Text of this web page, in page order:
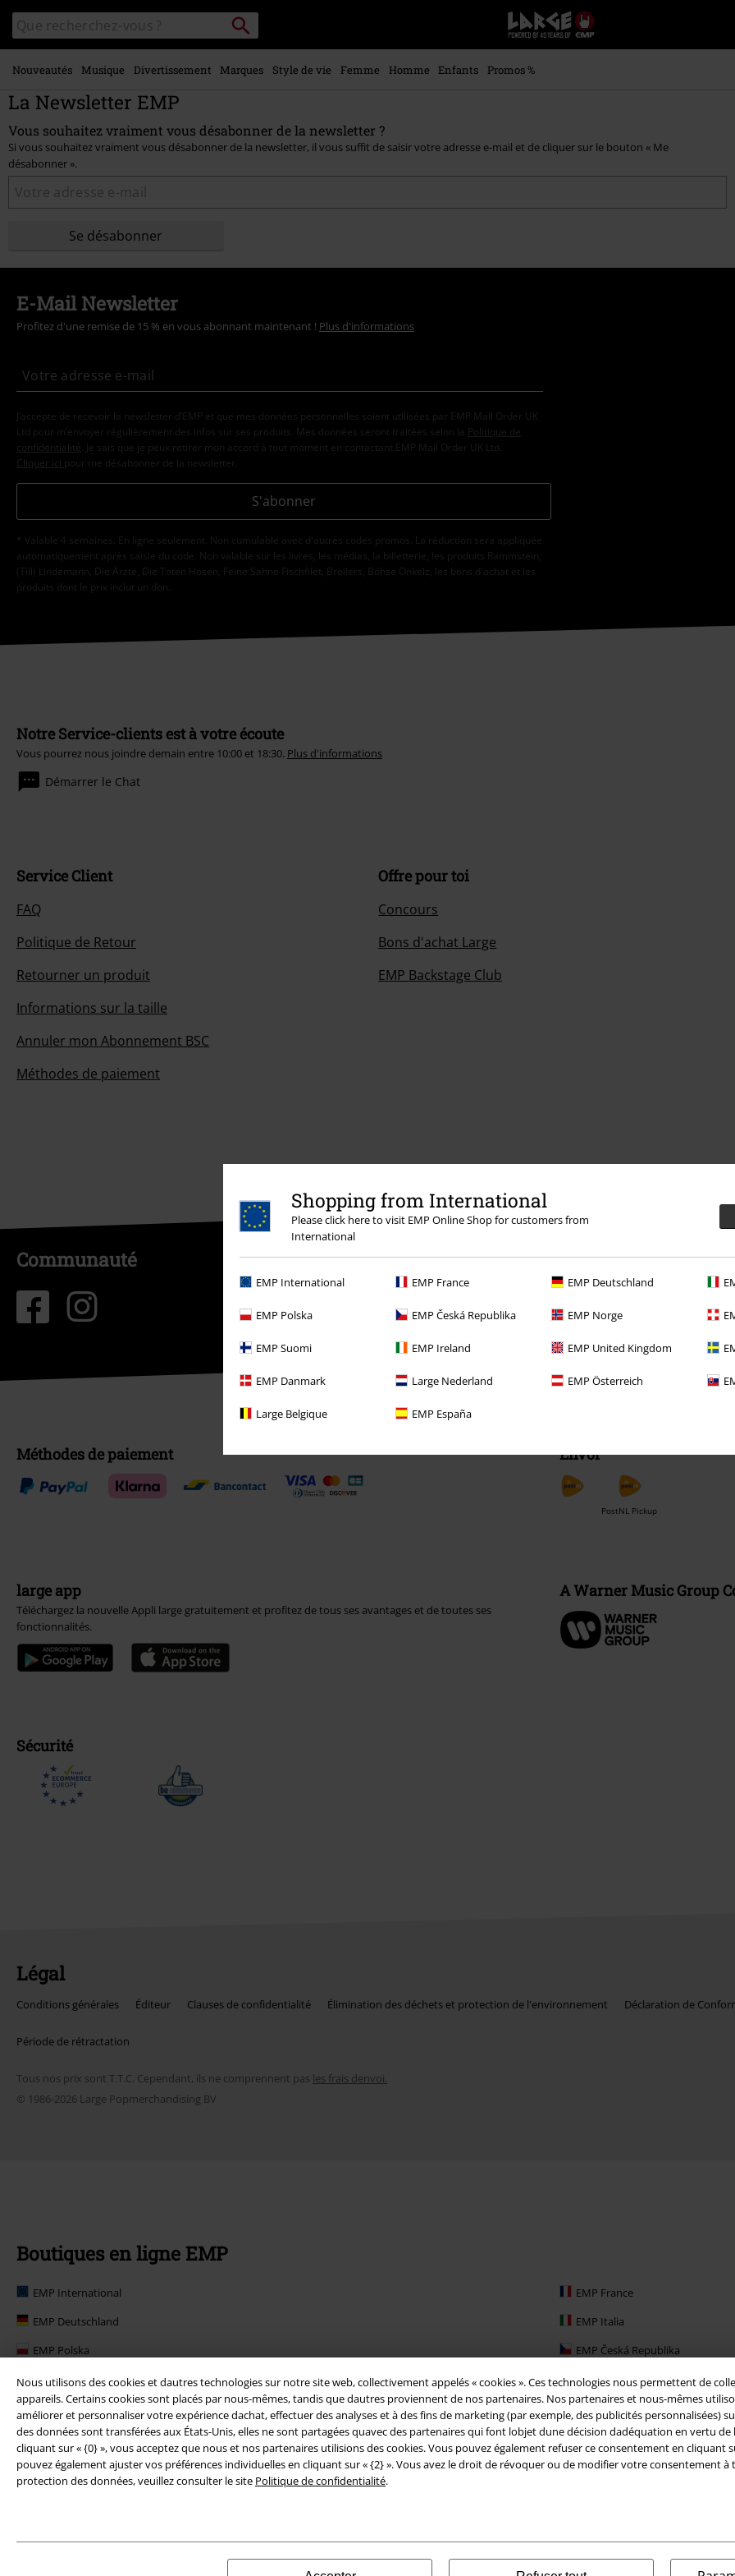
Shopping from International
Please click here to visit EMP Online Shop for customers from
International
EMP International EMP France EMP Deutschland
EMP Polska EMP Česká Republika EMP Norge
EMP Suomi EMP Ireland EMP United Kingdom
EMP Danmark Large Nederland EMP Österreich
Large Belgique EMP España
contenu
principal
Rechercher
sur
le
catalogue
Rechercher
EMP
-
Merchandising
TV
Modes
Nouveautés Musique Divertissement Marques Style de vie Femme Homme Enfants Promos %
Nous utilisons des cookies et dautres technologies sur notre site web, collectivement appelés « cookies ». Ces technologies nous permettent de
appareils. Certains cookies sont placés par nous-mêmes, tandis que dautres proviennent de nos partenaires. Nos partenaires et nous-mêmes
améliorer et personnaliser votre expérience dachat, effectuer des analyses et à des fins de marketing (par exemple, des publicités personnalisées)
des données sont transférées aux États-Unis, elles ne sont partagées quavec des partenaires qui font lobjet dune décision dadéquation en vertu
cliquant sur « {0} », vous acceptez que nous et nos partenaires utilisions des cookies. Vous pouvez également refuser ce consentement en cliquant
pouvez également ajuster vos préférences individuelles en cliquant sur « {2} ». Vous avez le droit de révoquer ou de modifier votre consentement
protection des données, veuillez consulter le site Politique de confidentialité.
La Newsletter EMP
Vous souhaitez vraiment vous désabonner de la newsletter ?
Si vous souhaitez vraiment vous désabonner de la newsletter, il vous suffit de saisir votre adresse e-mail et de cliquer sur le bouton « Me
désabonner ».
Se désabonner
E-Mail Newsletter
Profitez d'une remise de 15 % en vous abonnant maintenant ! Plus d'informations
J’accepte de recevoir la newsletter d’EMP et que mes données personnelles soient utilisées par EMP Mail Order UK
Ltd pour m’envoyer régulièrement des infos sur ses produits. Mes données seront traitées selon la
Politique de
confidentialité . Je sais que je peux retirer mon accord à tout moment en contactant EMP Mail Order UK Ltd.
Cliquer ici pour me désabonner de la newsletter.
S'abonner
* Valable 4 semaines. En ligne seulement. Non cumulable avec d'autres codes promos. La réduction sera appliquée
automatiquement après saisie du code. Non valable sur les livres, les médias, la billetterie, les produits Rammstein,
(Till) Lindemann, Die Ärzte, Die Toten Hosen, Feine Sahne Fischfilet, Broilers, Böhse Onkelz, les bons d'achat et les
produits dont le prix inclut un don.
Notre Service-clients est à votre écoute
Vous pourrez nous joindre demain entre 10:00 et 18:30. Plus d'informations
Démarrer le Chat
Service Client
FAQ
Politique de Retour
Retourner un produit
Informations sur la taille
Annuler mon Abonnement BSC
Méthodes de paiement
Offre pour toi
Concours
Bons d'achat Large
EMP Backstage Club
Communauté
Méthodes de paiement Envoi
PostNL Pickup
large app
Téléchargez la nouvelle Appli large gratuitement et profitez de tous ses avantages et de toutes ses
fonctionnalités.
A Warner Music Group
Sécurité
Légal
Conditions générales Éditeur Clauses de confidentialité Élimination des déchets et protection de l'environnement Déclaration de
Période de rétractation
Tous nos prix sont T.T.C. Cependant, ils ne comprennent pas les frais denvoi.
© 1986-2026 Large Popmerchandising BV
Boutiques en ligne EMP
EMP International
EMP France
EMP Deutschland
EMP Italia
EMP Polska
EMP Česká Republika
EMP Norge
EMP Schweiz
EMP Suomi
EMP Ireland
EMP United Kingdom
EMP Sverige
EMP Danmark
Large Nederland